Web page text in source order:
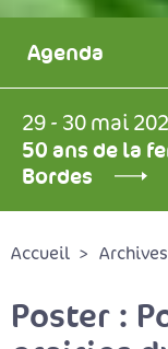
Agenda
29 - 30 mai
50 ans de la
Bordes
Accueil
Poster :